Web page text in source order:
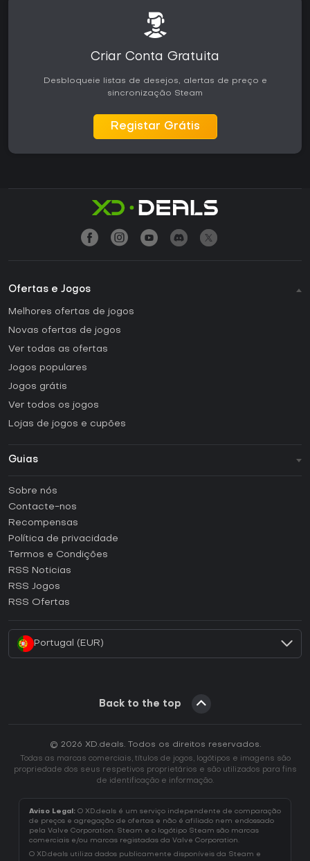
Criar Conta Gratuita
Desbloqueie listas de desejos, alertas de preço e
sincronização Steam
Registar Grátis
Ofertas e Jogos
Melhores ofertas de jogos
Novas ofertas de jogos
Ver todas as ofertas
Jogos populares
Jogos grátis
Ver todos os jogos
Lojas de jogos e cupões
Guias
Como ativar uma CD Key Steam?
Como ativar uma CD Key Epic Games?
Como ativar uma CD Key GOG?
Como ativar uma CD Key Ubisoft Connect?
Sobre nós
Contacte-nos
Recompensas
Política de privacidade
Termos e Condições
RSS Noticias
RSS Jogos
RSS Ofertas
Portugal (EUR)
Back to the top
© 2026 XD.deals. Todos os direitos reservados.
Todas as marcas comerciais, títulos de jogos, logótipos e imagens são
propriedade dos seus respetivos proprietários e são utilizados para fins
de identificação e informação.
Aviso Legal: O XD.deals é um serviço independente de comparação
de preços e agregação de ofertas e não é afiliado nem endossado
pela Valve Corporation. Steam e o logótipo Steam são marcas
comerciais e/ou marcas registadas da Valve Corporation.
O XD.deals utiliza dados publicamente disponíveis da Steam e